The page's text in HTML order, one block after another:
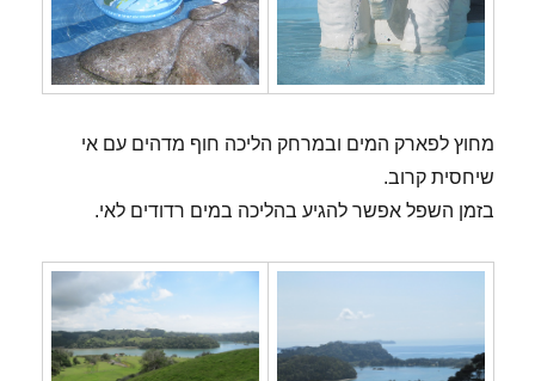
מחוץ לפארק המים ובמרחק הליכה חוף מדהים עם אי
שיחסית קרוב.
בזמן השפל אפשר להגיע בהליכה במים רדודים לאי.